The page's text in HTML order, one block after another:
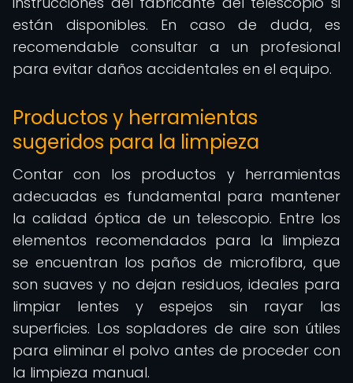
están disponibles. En caso de duda, es
recomendable consultar a un profesional
para evitar daños accidentales en el equipo.
Productos y herramientas
sugeridos para la limpieza
Contar con los productos y herramientas
adecuadas es fundamental para mantener
la calidad óptica de un telescopio. Entre los
elementos recomendados para la limpieza
se encuentran los paños de microfibra, que
son suaves y no dejan residuos, ideales para
limpiar lentes y espejos sin rayar las
superficies. Los sopladores de aire son útiles
para eliminar el polvo antes de proceder con
la limpieza manual.